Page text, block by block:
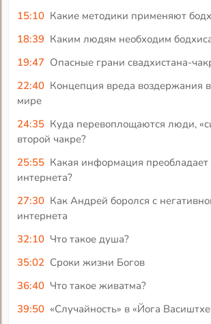
15:10 Какие методики применяют
18:39 Каким людям необходим
19:47 Опасные грани свадхистана-
22:40 Концепция вреда воздержания
мире
24:35 Куда перевоплощаются люди,
второй чакре?
25:55 Какая информация преобладает
интернета?
27:30 Как Андрей боролся с
интернета
32:10 Что такое душа?
35:02 Сроки жизни Богов
36:40 Что такое живатма?
39:50 «Случайность» в «Йога